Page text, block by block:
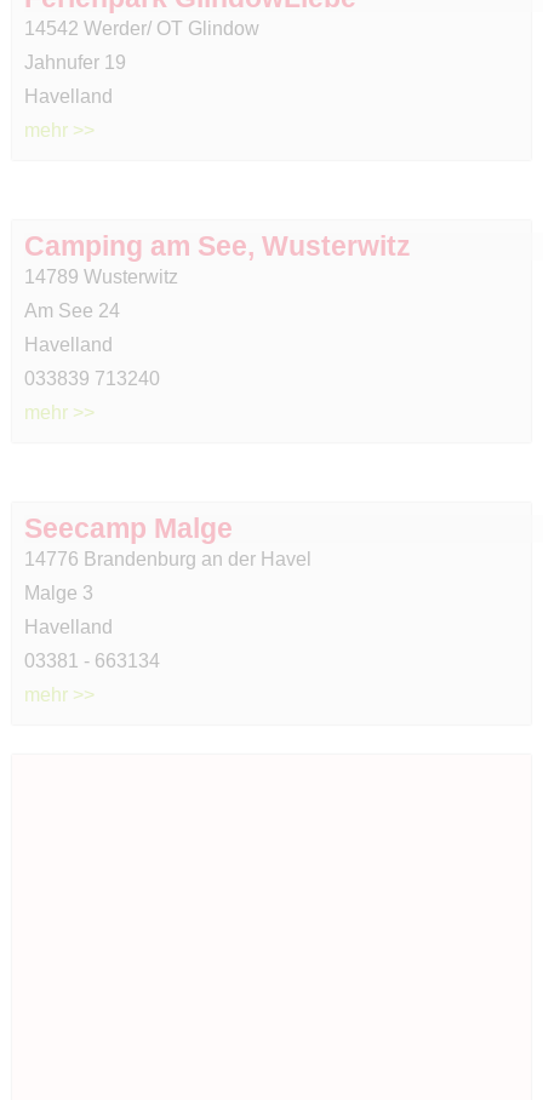
14542 Werder/ OT Glindow
Jahnufer 19
Havelland
mehr >>
Camping am See, Wusterwitz
14789 Wusterwitz
Am See 24
Havelland
033839 713240
mehr >>
Seecamp Malge
14776 Brandenburg an der Havel
Malge 3
Havelland
03381 - 663134
mehr >>